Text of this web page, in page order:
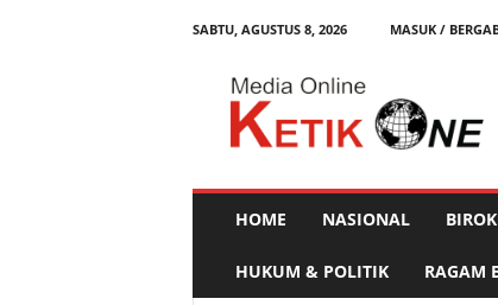
SABTU, AGUSTUS 8, 2026 MASUK /
HOME NASIONAL
HUKUM & POLITIK RAGAM